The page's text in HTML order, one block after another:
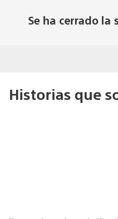
Se ha cerrado la
Historias que